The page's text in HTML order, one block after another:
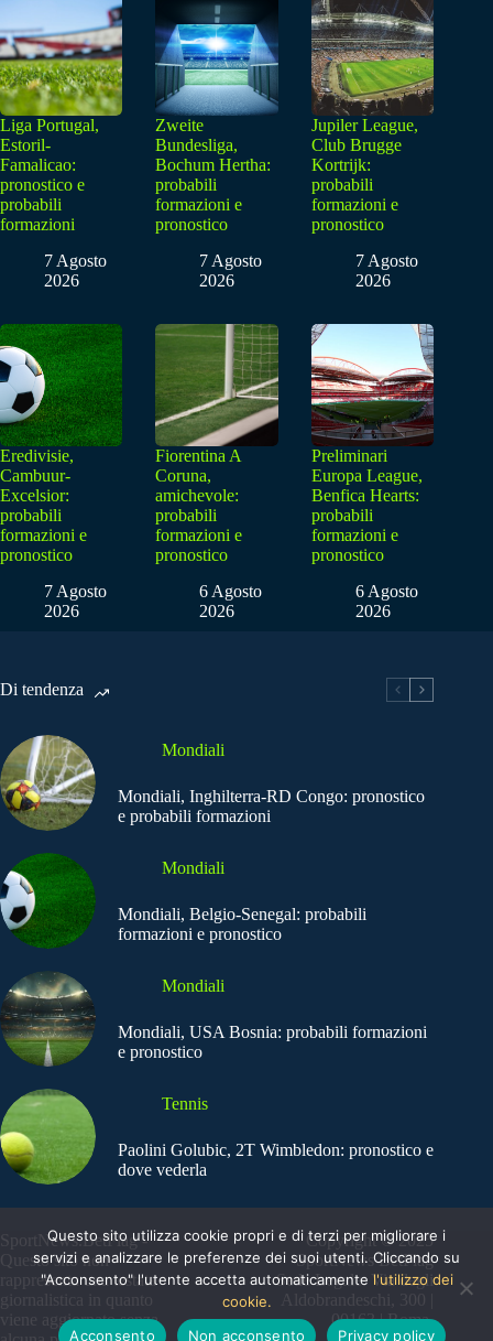
Liga Portugal,
Estoril-
Famalicao:
pronostico e
probabili
formazioni
7 Agosto
2026
Zweite
Bundesliga,
Bochum Hertha:
probabili
formazioni e
pronostico
7 Agosto
2026
Jupiler League,
Club Brugge
Kortrijk:
probabili
formazioni e
pronostico
7 Agosto
2026
Eredivisie,
Cambuur-
Excelsior:
probabili
formazioni e
pronostico
7 Agosto
2026
Fiorentina A
Coruna,
amichevole:
probabili
formazioni e
pronostico
6 Agosto
2026
Preliminari
Europa League,
Benfica Hearts:
probabili
formazioni e
pronostico
6 Agosto
2026
Di tendenza
Mondiali
Mondiali, Inghilterra-RD Congo: pronostico
e probabili formazioni
Mondiali
Mondiali, Belgio-Senegal: probabili
formazioni e pronostico
Mondiali
Mondiali, USA Bosnia: probabili formazioni
e pronostico
Tennis
Paolini Golubic, 2T Wimbledon: pronostico e
dove vederla
SportNews.BetFlag -
Questo sito non
rappresenta una testata
giornalistica in quanto
viene aggiornato senza
Copyright © 2025
SportNews BetFlag
Sede Legale: Via degli
Aldobrandeschi, 300 |
00163 | Roma
Questo sito utilizza cookie propri e di terzi per migliorare i
servizi e analizzare le preferenze dei suoi utenti. Cliccando su
"Acconsento" l'utente accetta automaticamente l'utilizzo dei
cookie.
Acconsento
Non acconsento Privacy policy